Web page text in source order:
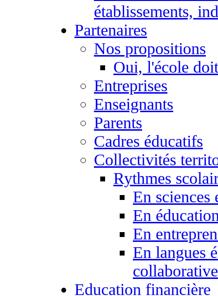
établissements,
Partenaires
Nos propositions
Oui, l'école
Entreprises
Enseignants
Parents
Cadres éducatifs
Collectivités
Rythmes
En sciences
En
En
En langues
Education financière